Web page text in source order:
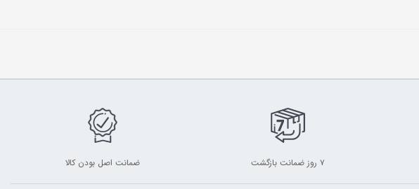
۷ روز ضمانت بازگشت ضمانت اصل بودن کالا